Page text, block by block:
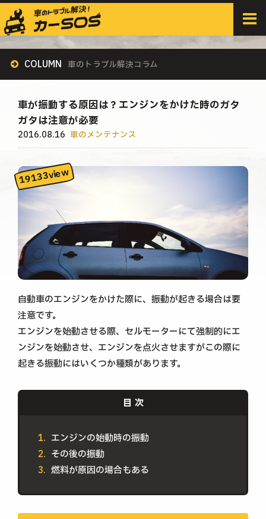
HOME > すべての記事 >
車が振動する原因は？エンジンをかけた時のガタガタは注意が必要
COLUMN 車のトラブル解決コラム
車が振動する原因は？エンジンをかけた時のガタ
ガタは注意が必要
2016.08.16 車のメンテナンス
自動車のエンジンをかけた際に、振動が起きる場合は要
注意です。
エンジンを始動させる際、セルモーターにて強制的にエ
ンジンを始動させ、エンジンを点火させますがこの際に
起きる振動にはいくつか種類があります。
エンジンの始動時の振動
その後の振動
燃料が原因の場合もある